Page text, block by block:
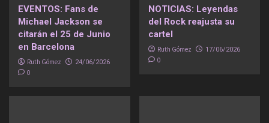
EVENTOS: Fans de
Michael Jackson se
citarán el 25 de Junio
en Barcelona
Ruth Gómez 24/06/2026
0
NOTICIAS: Leyendas
del Rock reajusta su
cartel
Ruth Gómez 17/06/2026
0